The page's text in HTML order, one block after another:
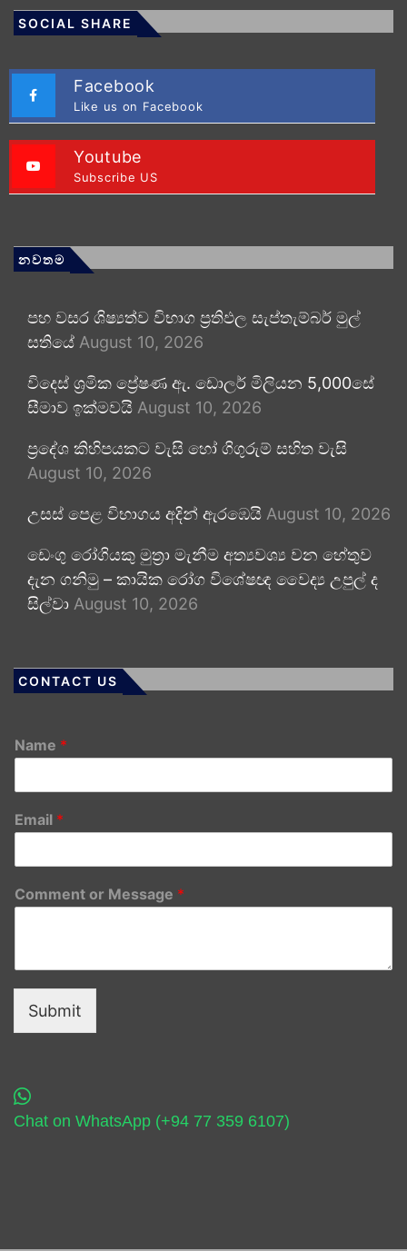
SOCIAL SHARE
Facebook
Like us on Facebook
Youtube
Subscribe US
නවතම
පහ වසර ශිෂ්‍යත්ව විභාග ප්‍රතිඵල සැප්තැම්බර් මුල්
සතියේ August 10, 2026
විදෙස් ශ්‍රමික ප්‍රේෂණ ඇ. ඩොලර් මිලියන 5,000සේ
සීමාව ඉක්මවයි August 10, 2026
ප්‍රදේශ කිහිපයකට වැසි හෝ ගිගුරුම් සහිත වැසි
August 10, 2026
උසස් පෙළ විභාගය අදින් ඇරඹෙයි August 10, 2026
ඩෙංගු රෝගියකු ⁣මුත්‍රා මැනීම අත්‍යවශ්‍ය වන හේතුව
දැන ගනිමු – කායික රෝග විශේෂඥ වෛද්‍ය උපුල් ද
සිල්වා August 10, 2026
CONTACT US
Name *
Email *
Comment or Message *
Submit
Chat on WhatsApp (+94 77 359 6107)